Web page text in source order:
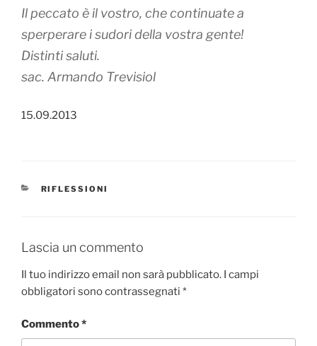
Il peccato è il vostro, che continuate a
sperperare i sudori della vostra gente!
Distinti saluti.
sac. Armando Trevisiol
15.09.2013
CATEGORIE
RIFLESSIONI
Lascia un commento
Il tuo indirizzo email non sarà pubblicato. I campi
obbligatori sono contrassegnati *
Commento*